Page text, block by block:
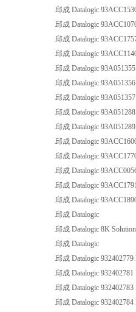
邱成 Datalogic
邱成 Datalogic
邱成 Datalogic
邱成 Datalogic
邱成 Datalogic
邱成 Datalogic
邱成 Datalogic
邱成 Datalogic
邱成 Datalogic
邱成 Datalogic
邱成 Datalogic
邱成 Datalogic
邱成 Datalogic
邱成 Datalogic
邱成 Datalogic
邱成 Datalogic 8K
邱成 Datalogic
邱成 Datalogic
邱成 Datalogic
邱成 Datalogic
邱成 Datalogic